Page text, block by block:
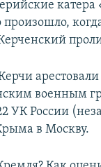
военным
УК России
в Москву.